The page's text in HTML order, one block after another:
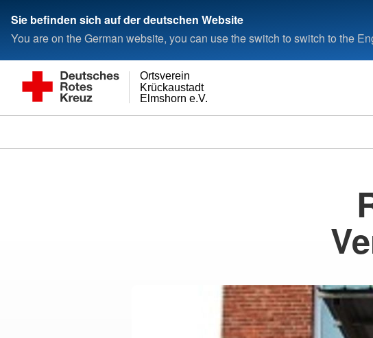
Sie befinden sich auf der deutschen Website
You are on the German website, you can use the switch to switch to the
Elmshorn e.V.
Krückaustadt
Ortsverein